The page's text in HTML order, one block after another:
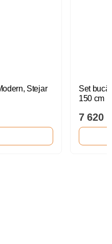
Stejar
Set
150 cm
7 620